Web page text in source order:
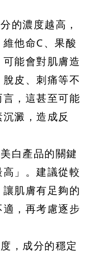
的濃度越高，
他命C、果酸
能會對肌膚造
皮、刺痛等不
，這甚至可能
澱，造成反
白產品的關鍵
」。建議從較
肌膚有足夠的
，再考慮逐步
，成分的穩定